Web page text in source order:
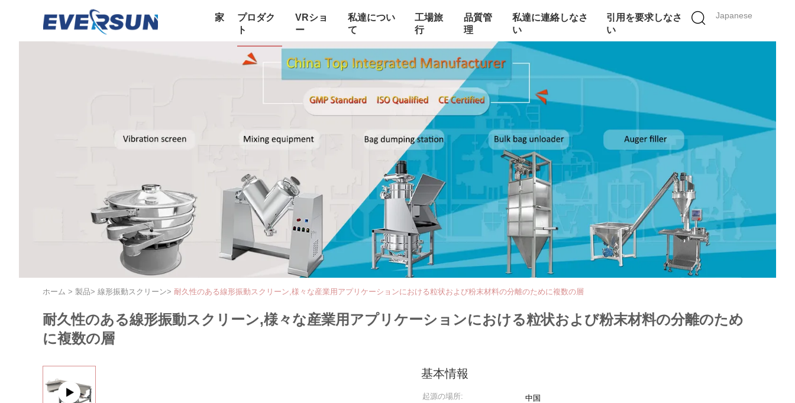
Japanese
家
プロダク
ト
VRショ
ー
私達につい
て
工場旅
行
品質管
理
私達に連絡しなさ
い
引用を要求しなさ
い
ホーム > 製品> 線形振動スクリーン> 耐久性のある線形振動スクリーン,様々な産業用アプリケーションにおける粒状および粉末材料の分離のために複数の層
耐久性のある線形振動スクリーン,様々な産業用アプリケーションにおける粒状および粉末材料の分離のため
に複数の層
基本情報
起源の場所: 中国